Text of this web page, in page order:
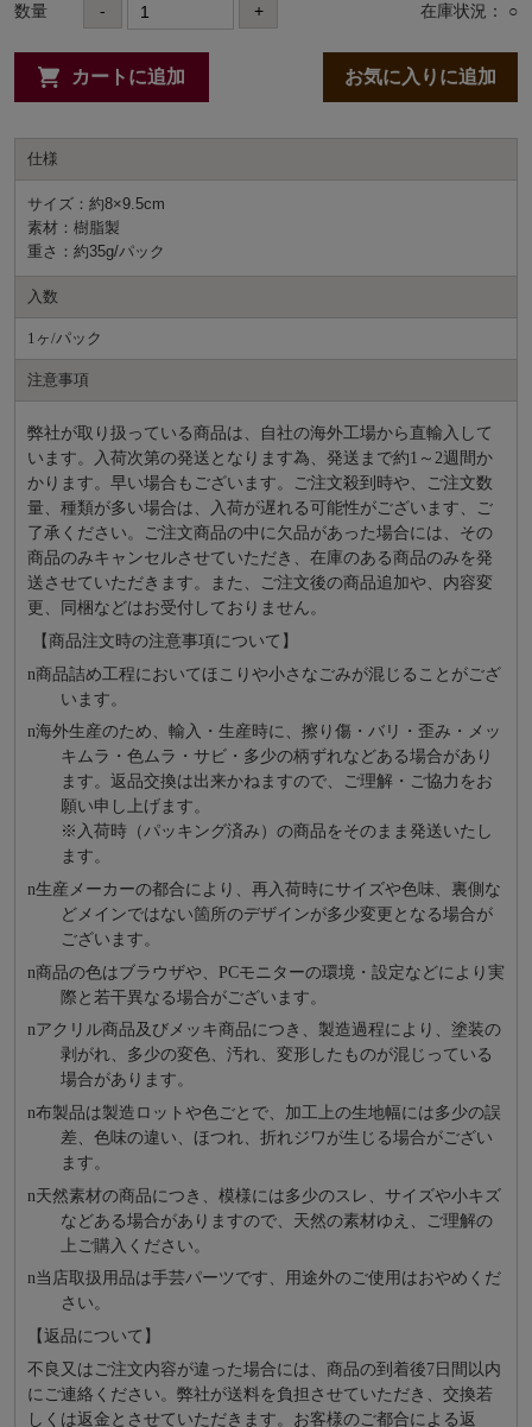
数量 - + 在庫状況： ○
カートに追加 お気に入りに追加
仕様
サイズ：約8×9.5cm
素材：樹脂製
重さ：約35g/パック
入数
1ヶ/パック
注意事項
弊社が取り扱っている商品は、自社の海外工場から直輸入して
います。入荷次第の発送となります為、発送まで約1～2週間か
かります。早い場合もございます。ご注文殺到時や、ご注文数
量、種類が多い場合は、入荷が遅れる可能性がございます、ご
了承ください。ご注文商品の中に欠品があった場合には、その
商品のみキャンセルさせていただき、在庫のある商品のみを発
送させていただきます。また、ご注文後の商品追加や、内容変
更、同梱などはお受付しておりません。
【商品注文時の注意事項について】
n商品詰め⼯程においてほこりや⼩さなごみが混じることがござ
います。
n海外⽣産のため、輸⼊・⽣産時に、擦り傷・バリ・歪み・メッ
キムラ・色ムラ・サビ・多少の柄ずれなどある場合があり
ます。返品交換は出来かねますので、ご理解・ご協⼒をお
願い申し上げます。
※⼊荷時（パッキング済み）の商品をそのまま発送いたし
ます。
n⽣産メーカーの都合により、再⼊荷時にサイズや⾊味、裏側な
どメインではない箇所のデザインが多少変更となる場合が
ございます。
n商品の⾊はブラウザや、PCモニターの環境・設定などにより実
際と若⼲異なる場合がございます。
nアクリル商品及びメッキ商品につき、製造過程により、塗装の
剥がれ、多少の変色、汚れ、変形したものが混じっている
場合があります。
n布製品は製造ロットや色ごとで、加工上の生地幅には多少の誤
差、色味の違い、ほつれ、折れジワが生じる場合がござい
ます。
n天然素材の商品につき、模様には多少のスレ、サイズや小キズ
などある場合がありますので、天然の素材ゆえ、ご理解の
上ご購入ください。
n当店取扱用品は⼿芸パーツです、⽤途外のご使⽤はおやめくだ
さい。
【返品について】
不良又はご注文内容が違った場合には、商品の到着後7日間以内
にご連絡ください。弊社が送料を負担させていただき、交換若
しくは返金とさせていただきます。お客様のご都合による返